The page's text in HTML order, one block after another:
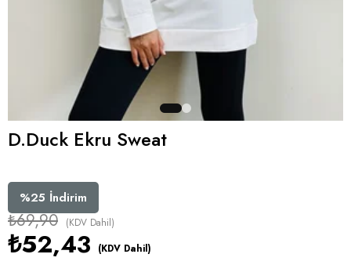
D.Duck Ekru Sweat
%25 İndirim
₺69,90 (KDV Dahil)
₺52,43 (KDV Dahil)